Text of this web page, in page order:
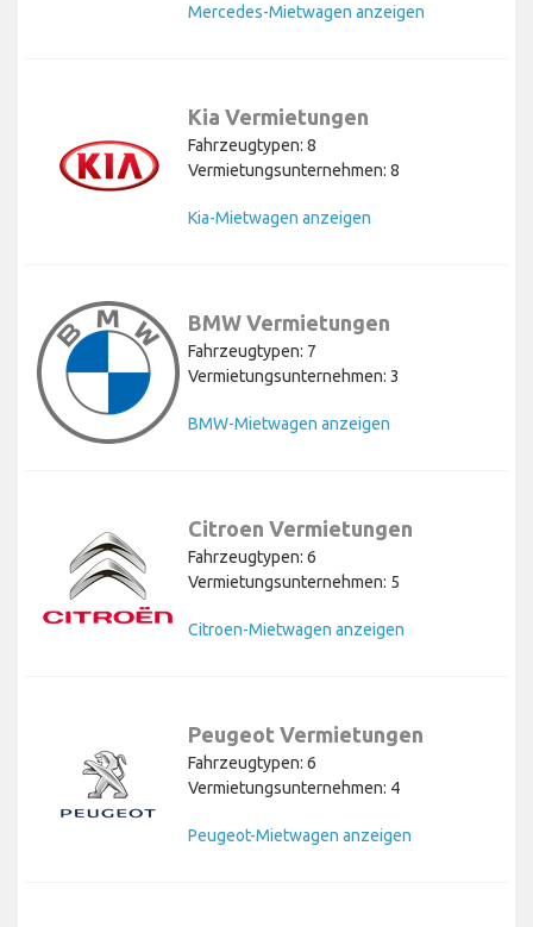
Mercedes-Mietwagen anzeigen
Kia Vermietungen
Fahrzeugtypen: 8
Vermietungsunternehmen: 8
Kia-Mietwagen anzeigen
BMW Vermietungen
Fahrzeugtypen: 7
Vermietungsunternehmen: 3
BMW-Mietwagen anzeigen
Citroen Vermietungen
Fahrzeugtypen: 6
Vermietungsunternehmen: 5
Citroen-Mietwagen anzeigen
Peugeot Vermietungen
Fahrzeugtypen: 6
Vermietungsunternehmen: 4
Peugeot-Mietwagen anzeigen